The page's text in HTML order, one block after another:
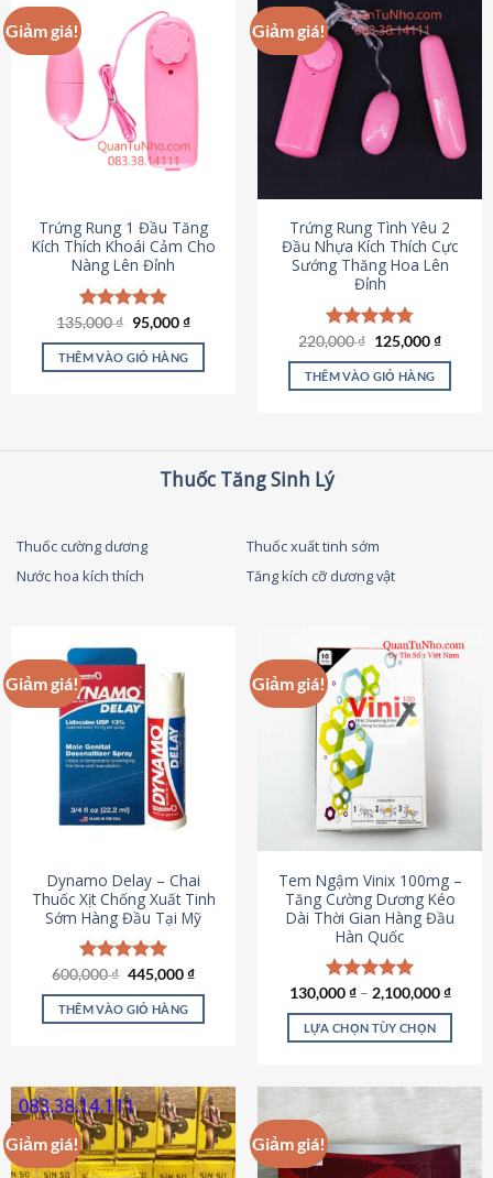
có
nhiều
biến
thể.
Các
tùy
chọn
được
chọn
trên
trang
sản
phẩm
Giảm giá!
Trứng Rung 1 Đầu Tăng
Kích Thích Khoái Cảm Cho
Nàng Lên Đỉnh
Được xếp
hạng4.87
5 sao
135,000₫ Giá
gốc
là:
135,000 ₫.
95,000₫Giá
tại
THÊM VÀO GIỎ HÀNG
Giảm giá!
Trứng Rung Tình Yêu 2
Đầu Nhựa Kích Thích Cực
Sướng Thăng Hoa Lên
Đỉnh
Được xếp
hạng4.79
5 sao
220,000₫ Giá
là:
220,000 ₫.
125,000₫Giá
tại
THÊM VÀO GIỎ HÀNG
Thuốc Tăng Sinh Lý
Thuốc cường dương
Thuốc xuất tinh sớm
Nước hoa kích thích
Tăng kích cỡ dương vật
Giảm giá!
Dynamo Delay – Chai
Thuốc Xịt Chống Xuất Tinh
Sớm Hàng Đầu Tại Mỹ
Được xếp
hạng5.00
5 sao
600,000₫ Giá
là:
600,000 ₫.
445,000₫Giá
tại
THÊM VÀO GIỎ HÀNG
Giảm giá!
Tem Ngậm Vinix 100mg –
Tăng Cường Dương Kéo
Dài Thời Gian Hàng Đầu
Hàn Quốc
Được xếp
hạng5.00
5 sao
130,000₫– 2,100,000₫
LỰA CHỌN TÙY CHỌN
nhiều
biến
Giảm giá! Giảm giá!